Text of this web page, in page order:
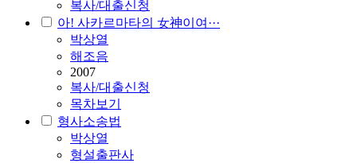
복사/대출신청
아! 사카르마타의 女神이여···
박상열
해조음
2007
복사/대출신청
목차보기
형사소송법
박상열
형설출판사